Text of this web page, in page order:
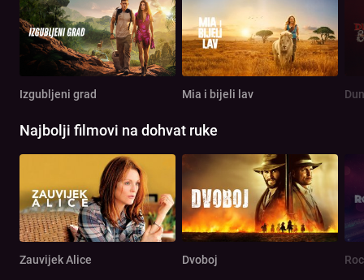
Izgubljeni grad Mia i bijeli lav
Najbolji filmovi na dohvat ruke
Zauvijek Alice Dvoboj